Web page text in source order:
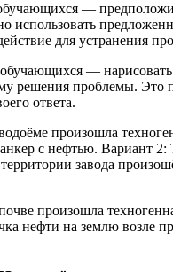
—
использовать
для устранения
обучающихся —
решения проблемы. Это
ответа.
произошла
с нефтью. Вариант 2:
завода
произошла
нефти на землю возле